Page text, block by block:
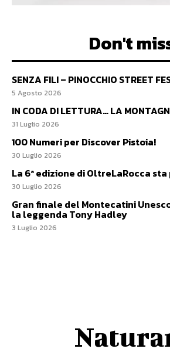
Don't
SENZA FILI – PINOCCHIO STREET
5 Agosto 2026
IN CODA DI LETTURA… LA
31 Luglio 2026
100 Numeri per Discover Pistoia!
30 Luglio 2026
La 6ª edizione di OltreLaRocca
30 Luglio 2026
Gran finale del Montecatini
la leggenda Tony Hadley
3 Luglio 2026